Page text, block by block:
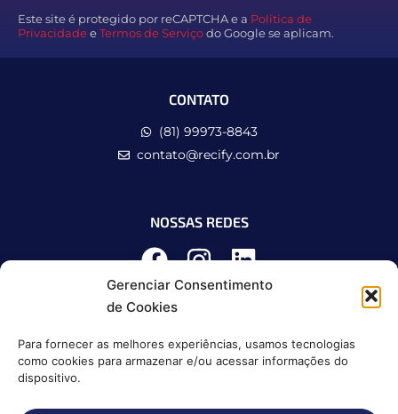
Gerenciar Consentimento
de Cookies
Para fornecer as melhores experiências, usamos tecnologias
como cookies para armazenar e/ou acessar informações do
dispositivo.
Este site é protegido por reCAPTCHA e a Política de
Privacidade e Termos de Serviço do Google se aplicam.
CONTATO
(81) 99973-8843
contato@recify.com.br
NOSSAS REDES